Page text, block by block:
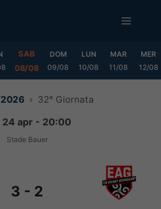
MENU
SAB
08/08
DOM
09/08
LUN
10/08
MAR
11/08
MER
12/08
32° Giornata
24 apr - 20:00
Stade Bauer
3 - 2